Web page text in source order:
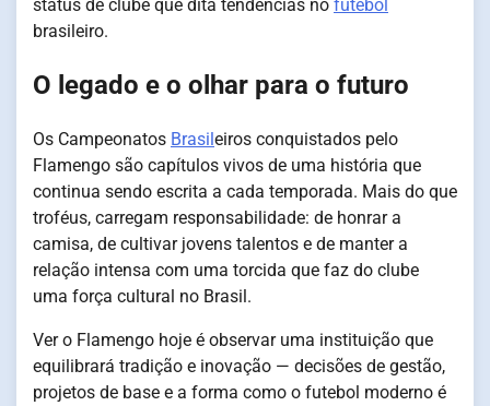
status de clube que dita tendências no futebol
brasileiro.
O legado e o olhar para o futuro
Os Campeonatos Brasil eiros conquistados pelo
Flamengo são capítulos vivos de uma história que
continua sendo escrita a cada temporada. Mais do que
troféus, carregam responsabilidade: de honrar a
camisa, de cultivar jovens talentos e de manter a
relação intensa com uma torcida que faz do clube
uma força cultural no Brasil.
Ver o Flamengo hoje é observar uma instituição que
equilibrará tradição e inovação — decisões de gestão,
projetos de base e a forma como o futebol moderno é